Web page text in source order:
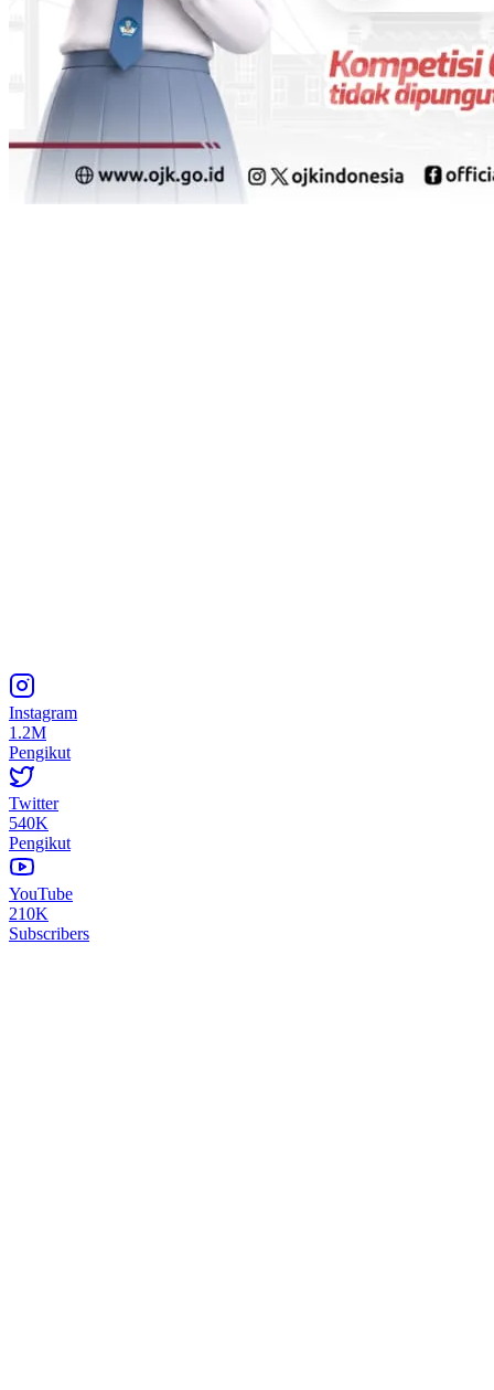
Instagram
1.2M
Pengikut
Twitter
540K
Pengikut
YouTube
210K
Subscribers